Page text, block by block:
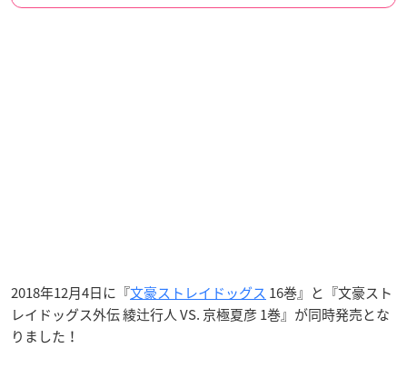
2018年12月4日に『文豪ストレイドッグス 16巻』と『文豪スト
レイドッグス外伝 綾辻行人 VS. 京極夏彦 1巻』が同時発売とな
りました！